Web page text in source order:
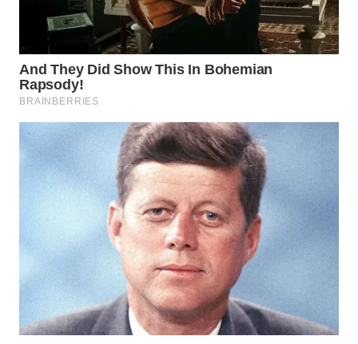
Media
Group
WAHANA
WAHANA
TANI
WAHANA